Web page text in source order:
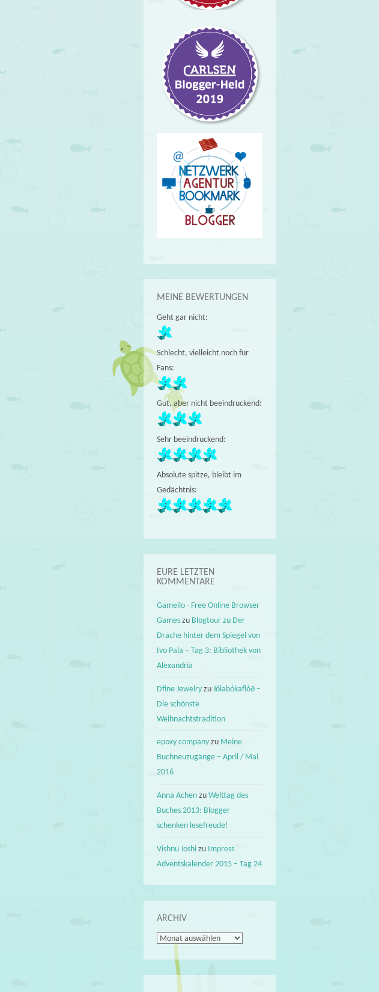
MEINE BEWERTUNGEN
Geht gar nicht:
Schlecht, vielleicht noch für
Fans:
Gut, aber nicht beeindruckend:
Sehr beeindruckend:
Absolute spitze, bleibt im
Gedächtnis:
EURE LETZTEN
KOMMENTARE
Gameilo - Free Online Browser
Games zu Blogtour zu Der
Drache hinter dem Spiegel von
Ivo Pala – Tag 3: Bibliothek von
Alexandria
Dfine Jewelry zuJólabókaflóð –
Die schönste
Weihnachtstradition
epoxy company zu Meine
Buchneuzugänge – April / Mai
2016
Anna Achen zuWelttag des
Buches 2013: Blogger
schenken lesefreude!
Vishnu Joshi zu Impress
Adventskalender 2015 – Tag 24
ARCHIV
Archiv